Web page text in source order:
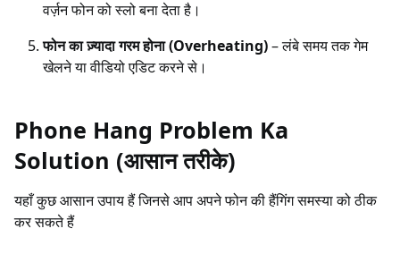
वर्ज़न फोन को स्लो बना देता है।
फोन का ज़्यादा गरम होना (Overheating)– लंबे समय तक गेम
खेलने या वीडियो एडिट करने से।
Phone Hang Problem Ka
Solution (आसान तरीके)
यहाँ कुछ आसान उपाय हैं जिनसे आप अपने फोन की हैंगिंग समस्या को ठीक
कर सकते हैं